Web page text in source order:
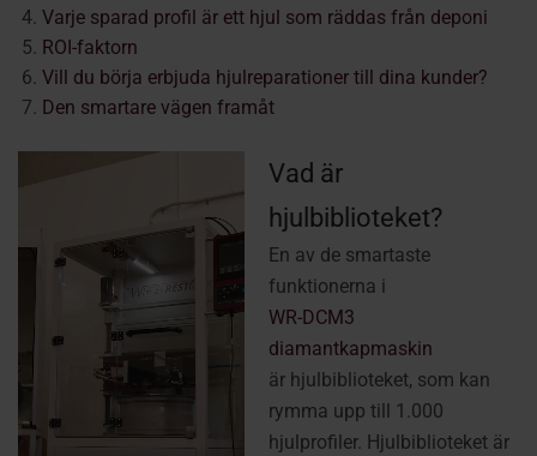
Varje sparad profil är ett hjul som räddas från deponi
ROI-faktorn
Vill du börja erbjuda hjulreparationer till dina kunder?
Den smartare vägen framåt
Vad är
hjulbiblioteket?
En av de smartaste
funktionerna i
WR-DCM3
diamantkapmaskin
är hjulbiblioteket, som kan
rymma upp till 1.000
hjulprofiler. Hjulbiblioteket är